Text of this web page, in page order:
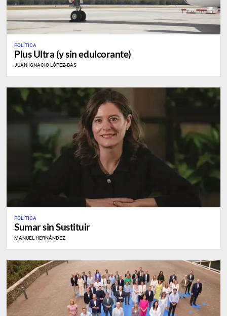
POLÍTICA
Plus Ultra (y sin edulcorante)
JUAN IGNACIO LÓPEZ-BAS
POLÍTICA
Sumar sin Sustituir
MANUEL HERNÁNDEZ